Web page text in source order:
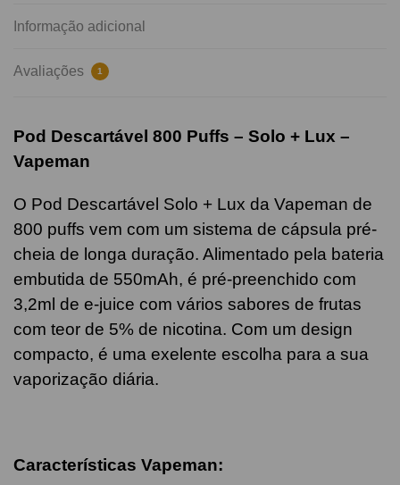
Informação adicional
Avaliações 1
Pod Descartável 800 Puffs – Solo + Lux –
Vapeman
O Pod Descartável Solo + Lux da Vapeman de
800 puffs vem com um sistema de cápsula pré-
cheia de longa duração. Alimentado pela bateria
embutida de 550mAh, é pré-preenchido com
3,2ml de e-juice com vários sabores de frutas
com teor de 5% de nicotina. Com um design
compacto, é uma exelente escolha para a sua
vaporização diária.
Características Vapeman: